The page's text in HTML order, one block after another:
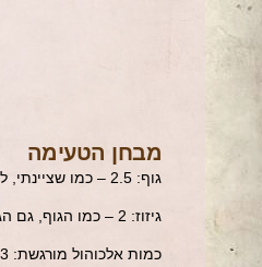
מבחן הטעימה
גוף: 2.5 – כמו שציינתי, לבירה קלילות שנותנת מקום לטעמה הייחודי
גיזוז: 2 – כמו הגוף, גם הגיזוז העדין לא חורג מתפקידו